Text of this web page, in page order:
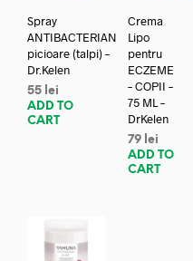
Spray
ANTIBACTERIAN
picioare (talpi) –
Dr.Kelen
55 lei
ADD TO
CART
Crema
Lipo
pentru
ECZEME
– COPII –
75 ML –
DrKelen
79 lei
ADD TO
CART